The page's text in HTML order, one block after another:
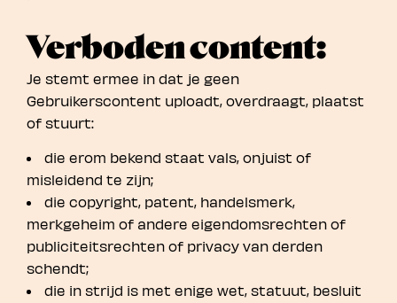
Verboden content:
Je stemt ermee in dat je geen
Gebruikerscontent uploadt, overdraagt, plaatst
of stuurt:
die erom bekend staat vals, onjuist of
misleidend te zijn;
die copyright, patent, handelsmerk,
merkgeheim of andere eigendomsrechten of
publiciteitsrechten of privacy van derden
schendt;
die in strijd is met enige wet, statuut, besluit